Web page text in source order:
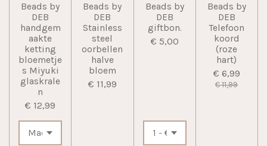
Beads by
DEB
handgem
aakte
ketting
bloemetje
s Miyuki
glaskrale
n
€ 12,99
Beads by
DEB
Stainless
steel
oorbellen
halve
bloem
€ 11,99
Beads by
DEB
giftbon.
€ 5,00
Beads by
DEB
Telefoon
koord
(roze
hart)
€ 6,99
€ 11,99